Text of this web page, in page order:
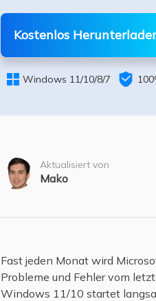
Kostenlos
 Windows 11/10/8/7 
Aktualisiert von
Mako
Fast jeden Monat wird
Probleme und Fehler vom
Windows 11/10 startet